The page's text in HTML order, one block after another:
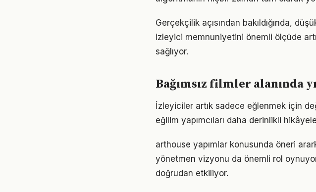
Gerçekçilik açısından bakıldığında,
izleyici memnuniyetini önemli ölçüde
sağlıyor.
Bağımsız filmler alanında
İzleyiciler artık sadece eğlenmek için
eğilim yapımcıları daha derinlikli
arthouse yapımlar konusunda öneri
yönetmen vizyonu da önemli rol
doğrudan etkiliyor.